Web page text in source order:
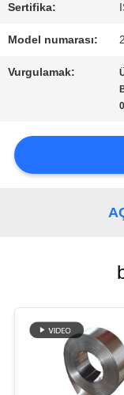
BIZIMLE
İNDIRIM
İSTE
PRIVACY
POLICY
Sertifika:
Model numarası:
Vurgulamak: